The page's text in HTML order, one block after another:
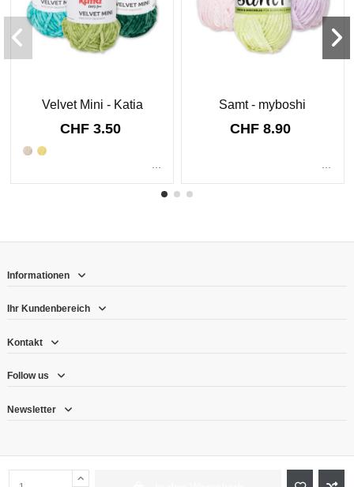
Velvet Mini - Katia
CHF 3.50
Samt - myboshi
CHF 8.90
Informationen
Ihr Kundenbereich
Kontakt
Follow us
Newsletter